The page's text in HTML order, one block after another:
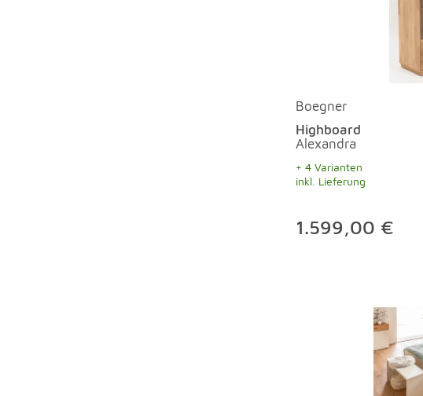
Boegner
Highboard
Alexandra
+ 4 Varianten
inkl. Lieferung
1.599,00 €